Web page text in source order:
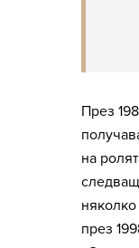
През
на
през